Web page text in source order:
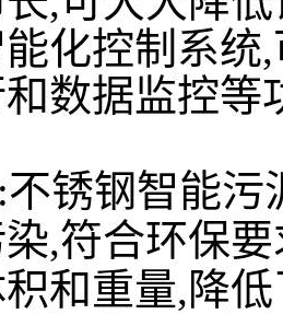
化控制系统
数据监控
锈钢智能
,符合环保
和重量,降